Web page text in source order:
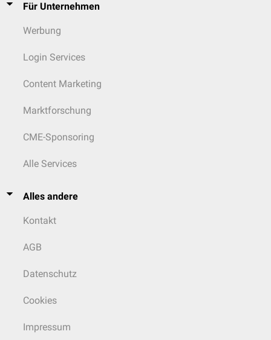
Für Unternehmen
Werbung
Login Services
Content Marketing
Marktforschung
CME-Sponsoring
Alle Services
Alles andere
Kontakt
AGB
Datenschutz
Cookies
Impressum